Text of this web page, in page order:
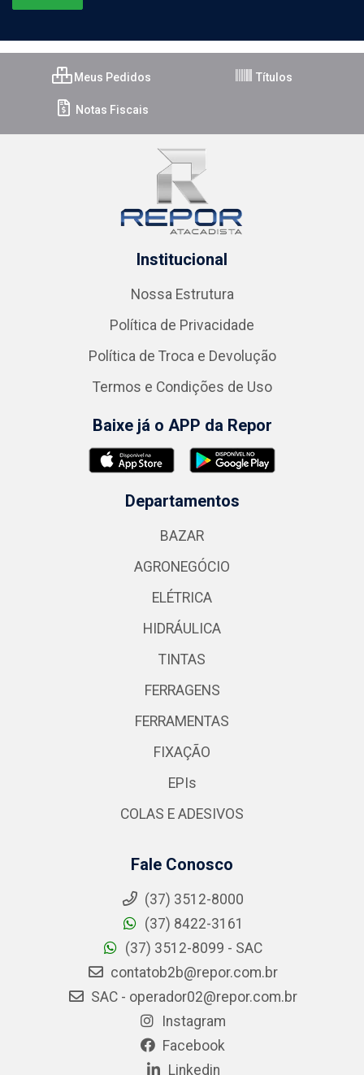
Meus Pedidos Títulos
Notas Fiscais
Institucional
Nossa Estrutura
Política de Privacidade
Política de Troca e Devolução
Termos e Condições de Uso
Baixe já o APP da Repor
Departamentos
BAZAR
AGRONEGÓCIO
ELÉTRICA
HIDRÁULICA
TINTAS
FERRAGENS
FERRAMENTAS
FIXAÇÃO
EPIs
COLAS E ADESIVOS
Fale Conosco
(37) 3512-8000
(37) 8422-3161
(37) 3512-8099 - SAC
contatob2b@repor.com.br
SAC - operador02@repor.com.br
Instagram
Facebook
Linkedin